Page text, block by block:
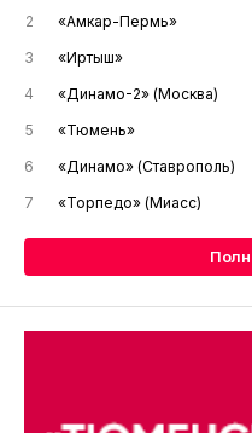
2
«Амкар-Пермь»
3
«Иртыш»
4
«Динамо-2» (Москва)
5
«Тюмень»
6
«Динамо» (Ставрополь)
7
«Торпедо» (Миасс)